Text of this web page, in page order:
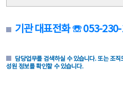
기관 대표전화 ☏ 053-
담당업무를 검색하실 수 있습니다. 또는 조
성원 정보를 확인할 수 있습니다.